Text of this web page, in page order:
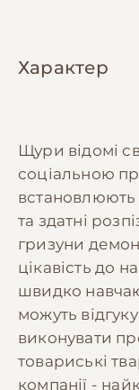
Характер
Щури відомі
соціальною
та здатні
гризуни
цікавість до
швидко
можуть
виконувати
товариські
компанії -